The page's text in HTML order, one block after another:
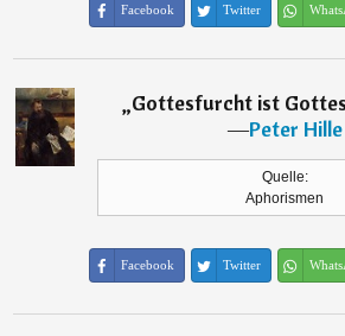
Facebook Twitter
„Gottesfurcht ist
―Peter Hille
Quelle:
Aphorismen
Facebook Twitter